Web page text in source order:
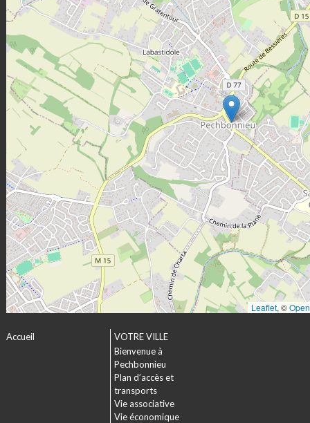
Leaflet, ©
Accueil
VOTRE VILLE
Bienvenue à
Pechbonnieu
Plan d’accès et
transports
Vie associative
Vie économique